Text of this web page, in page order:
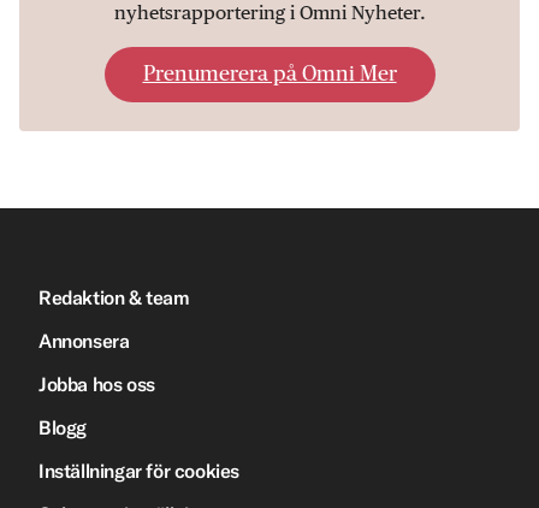
nyhetsrapportering i Omni Nyheter.
Prenumerera på Omni Mer
Redaktion & team
Annonsera
Jobba hos oss
Blogg
Inställningar för cookies